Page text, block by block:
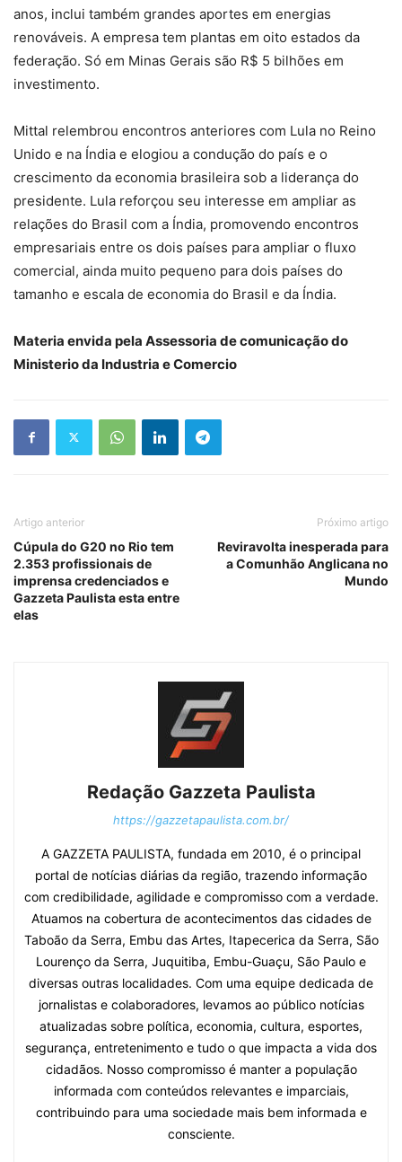
anos, inclui também grandes aportes em energias
renováveis. A empresa tem plantas em oito estados da
federação. Só em Minas Gerais são R$ 5 bilhões em
investimento.
Mittal relembrou encontros anteriores com Lula no Reino
Unido e na Índia e elogiou a condução do país e o
crescimento da economia brasileira sob a liderança do
presidente. Lula reforçou seu interesse em ampliar as
relações do Brasil com a Índia, promovendo encontros
empresariais entre os dois países para ampliar o fluxo
comercial, ainda muito pequeno para dois países do
tamanho e escala de economia do Brasil e da Índia.
Materia envida pela Assessoria de comunicação do
Ministerio da Industria e Comercio
Artigo anterior
Cúpula do G20 no Rio tem
2.353 profissionais de
imprensa credenciados e
Gazzeta Paulista esta entre
elas
Próximo artigo
Reviravolta inesperada para
a Comunhão Anglicana no
Mundo
Redação Gazzeta Paulista
https://gazzetapaulista.com.br/
A GAZZETA PAULISTA, fundada em 2010, é o principal
portal de notícias diárias da região, trazendo informação
com credibilidade, agilidade e compromisso com a verdade.
Atuamos na cobertura de acontecimentos das cidades de
Taboão da Serra, Embu das Artes, Itapecerica da Serra, São
Lourenço da Serra, Juquitiba, Embu-Guaçu, São Paulo e
diversas outras localidades. Com uma equipe dedicada de
jornalistas e colaboradores, levamos ao público notícias
atualizadas sobre política, economia, cultura, esportes,
segurança, entretenimento e tudo o que impacta a vida dos
cidadãos. Nosso compromisso é manter a população
informada com conteúdos relevantes e imparciais,
contribuindo para uma sociedade mais bem informada e
consciente.